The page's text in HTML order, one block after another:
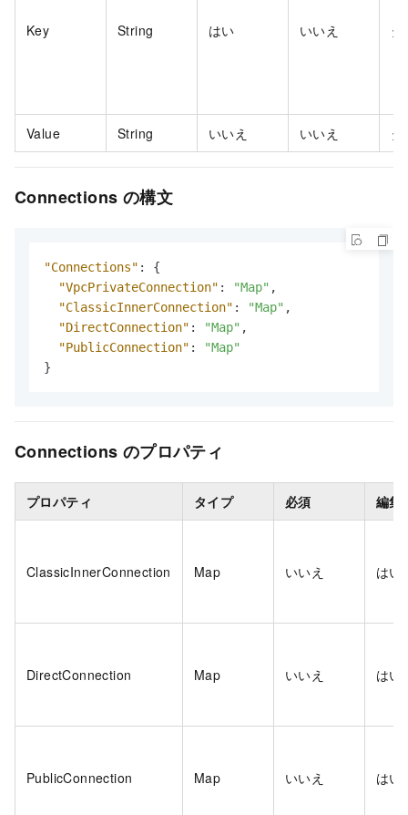
Key String はい いいえ
Value String いいえ いいえ
Connections の構文
"Connections" :
{
"VpcPrivateConnection" : "Map" ,
"ClassicInnerConnection" : "Map" ,
"DirectConnection" : "Map" ,
"PublicConnection" :
"Map"
}
Connections のプロパティ
プロパティ タイプ 必須 編集
ClassicInnerConnection Map いいえ はい
DirectConnection Map いいえ はい
PublicConnection Map いいえ はい